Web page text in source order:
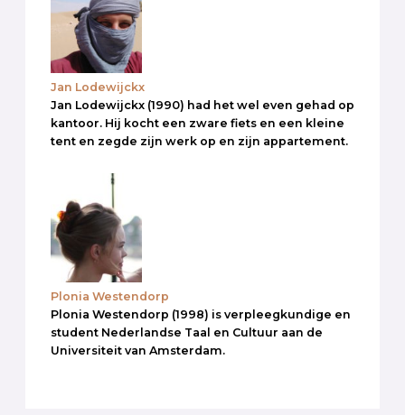
Jan Lodewijckx
Jan Lodewijckx (1990) had het wel even gehad op
kantoor. Hij kocht een zware fiets en een kleine
tent en zegde zijn werk op en zijn appartement.
Plonia Westendorp
Plonia Westendorp (1998) is verpleegkundige en
student Nederlandse Taal en Cultuur aan de
Universiteit van Amsterdam.